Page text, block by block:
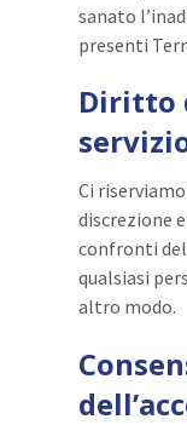
sanato
presenti
Diritto
Ci
discrezione
confronti
qualsiasi
altro modo.